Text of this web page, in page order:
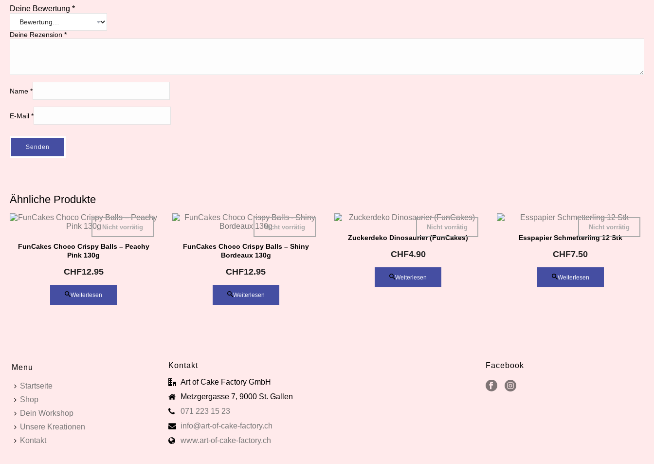
Deine Bewertung *
Deine Rezension *
Name *
E-Mail *
Ähnliche Produkte
FunCakes Choco Crispy Balls – Peachy
Pink 130g
Nicht vorrätig
CHF12.95
Weiterlesen
FunCakes Choco Crispy Balls – Shiny
Bordeaux 130g
Nicht vorrätig
CHF12.95
Weiterlesen
Zuckerdeko Dinosaurier (FunCakes)
Nicht vorrätig
CHF4.90
Weiterlesen
Esspapier Schmetterling 12 Stk
Nicht vorrätig
CHF7.50
Weiterlesen
Menu
Startseite
Shop
Dein Workshop
Unsere Kreationen
Kontakt
Kontakt
Art of Cake Factory GmbH
Metzgergasse 7, 9000 St. Gallen
071 223 15 23
info@art-of-cake-factory.ch
www.art-of-cake-factory.ch
Facebook